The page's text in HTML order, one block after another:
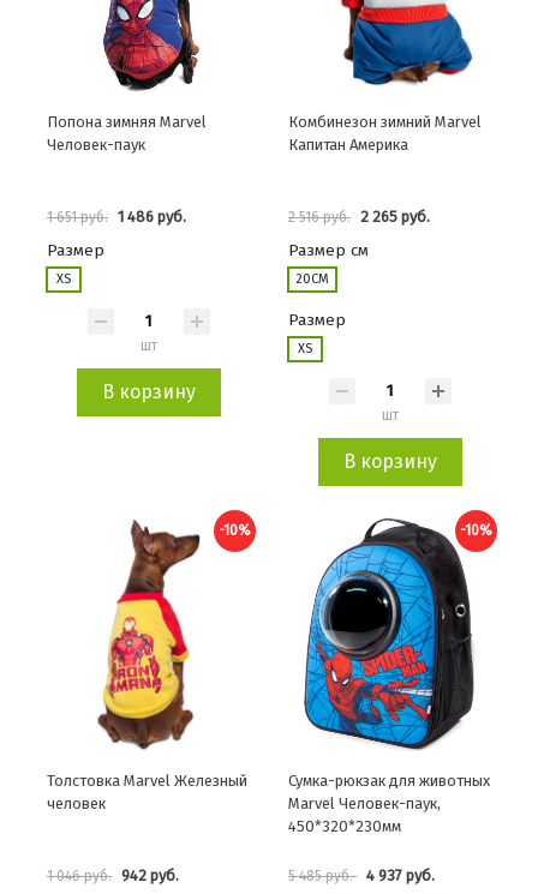
Попона зимняя Marvel
Человек-паук
1 651 руб. 1 486 руб.
Размер
XS
шт
В корзину
Комбинезон зимний Marvel
Капитан Америка
2 516 руб. 2 265 руб.
Размер см
20СМ
Размер
XS
шт
В корзину
-10%
Толстовка Marvel Железный
человек
1 046 руб. 942 руб.
-10%
Сумка-рюкзак для животных
Marvel Человек-паук,
450*320*230мм
5 485 руб. 4 937 руб.